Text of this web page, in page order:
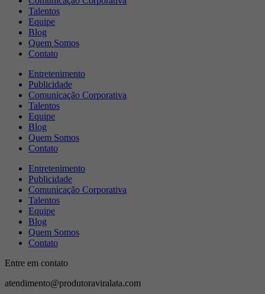
Talentos
Equipe
Blog
Quem Somos
Contato
Entretenimento
Publicidade
Comunicação Corporativa
Talentos
Equipe
Blog
Quem Somos
Contato
Entretenimento
Publicidade
Comunicação Corporativa
Talentos
Equipe
Blog
Quem Somos
Contato
Entre em contato
atendimento@produtoraviralata.com